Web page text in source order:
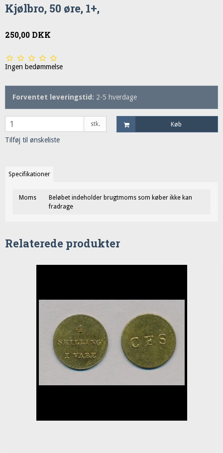
Kjølbro, 50 øre, 1+,
250,00 DKK
Ingen bedømmelse
Forventet leveringstid: 2-5 hverdage
stk. Køb
Tilføj til ønskeliste
Specifikationer
Moms
Beløbet indeholder brugtmoms som køber ikke kan
fradrage
Relaterede produkter